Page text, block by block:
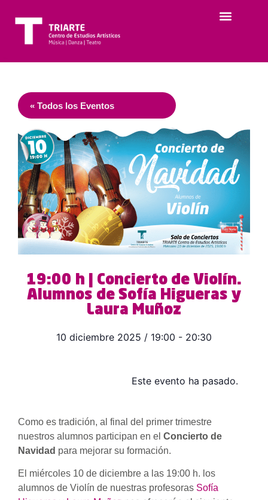
« Todos los Eventos
19:00 h | Concierto de Violín.
Alumnos de Sofía Higueras y
Laura Muñoz
10 diciembre 2025 / 19:00 - 20:30
Este evento ha pasado.
Como es tradición, al final del primer trimestre
nuestros alumnos participan en el Concierto de
Navidad para mejorar su formación.
El miércoles 10 de diciembre a las 19:00 h. los
alumnos de Violín de nuestras profesoras Sofía